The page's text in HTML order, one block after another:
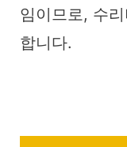
임이므로, 수
합니다.